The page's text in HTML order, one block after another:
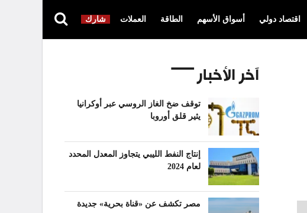
اقتصاد دولي أسواق الأسهم الطاقة العملات شارك
آخر الأخبار
توقف ضخ الغاز الروسي عبر أوكرانيا
يثير قلق أوروبا
إنتاج النفط الليبي يتجاوز المعدل المحدد
لعام 2024
مصر تكشف عن «قناة بحرية» جديدة